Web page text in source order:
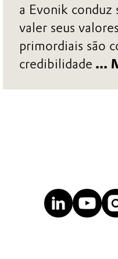
a Evonik conduz
valer seus
primordiais são
credibilidade ...